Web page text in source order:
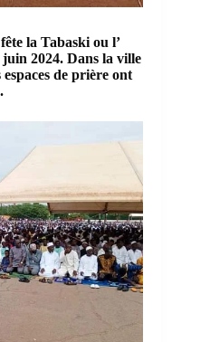
la Tabaski ou l’
2024. Dans la ville
de prière ont